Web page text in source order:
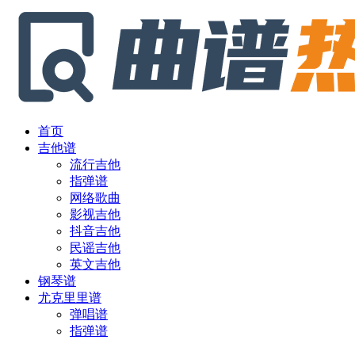
首页
吉他谱
流行吉他
指弹谱
网络歌曲
影视吉他
抖音吉他
民谣吉他
英文吉他
钢琴谱
尤克里里谱
弹唱谱
指弹谱